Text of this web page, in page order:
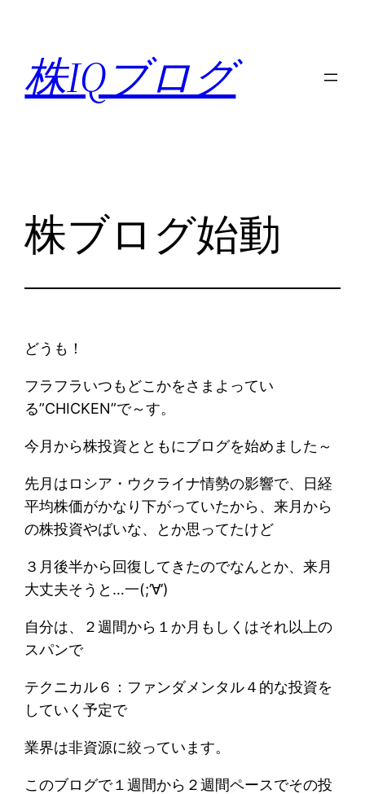
株IQブログ
株ブログ始動
どうも！
フラフラいつもどこかをさまよってい
る”CHICKEN”で～す。
今月から株投資とともにブログを始めました～
先月はロシア・ウクライナ情勢の影響で、日経
平均株価がかなり下がっていたから、来月から
の株投資やばいな、とか思ってたけど
３月後半から回復してきたのでなんとか、来月
大丈夫そうと…一(;’∀’)
自分は、２週間から１か月もしくはそれ以上の
スパンで
テクニカル６：ファンダメンタル４的な投資を
していく予定で
業界は非資源に絞っています。
このブログで１週間から２週間ペースでその投